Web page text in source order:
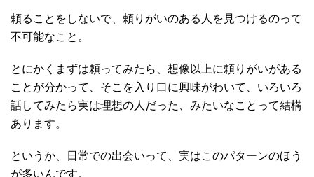
頼ることをしないで、頼りがいのある人を見つけるのって
不可能なこと。
とにかくまずは頼ってみたら、想像以上に頼りがいがある
ことが分かって、そこを入り口に興味がわいて、いろいろ
話してみたら実は理想の人だった、みたいなことって結構
あります。
というか、日常での出会いって、実はこのパターンのほう
が多いんです。